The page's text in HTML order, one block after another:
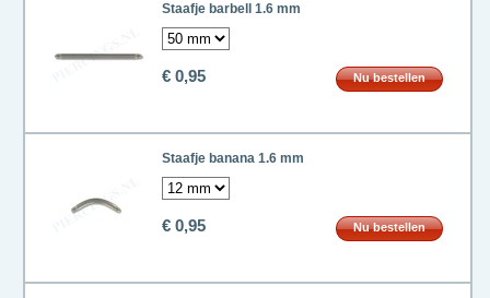
Staafje barbell 1.6 mm
€ 0,95 Nu bestellen
Staafje banana 1.6 mm
€ 0,95 Nu bestellen